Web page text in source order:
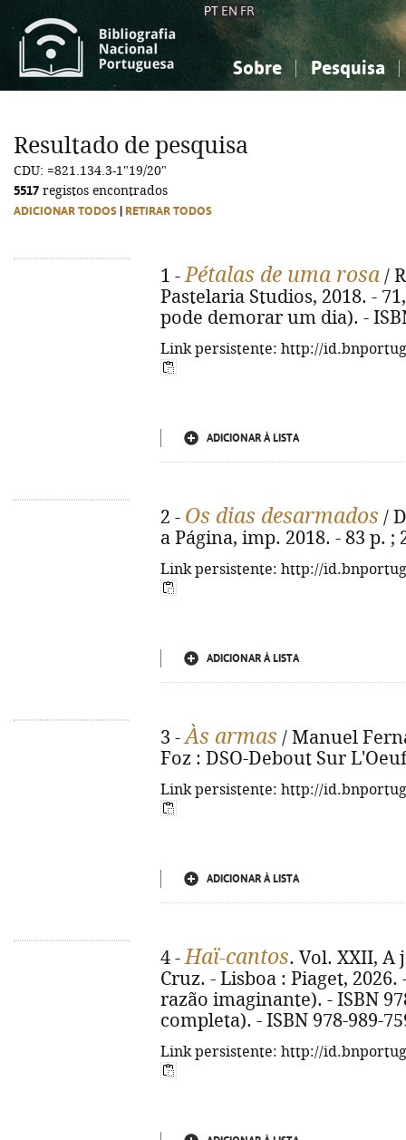
PT EN FR
Sobre Pesquisa
Ciências sociais...
Ciências sociais...
Resultado de pesquisa
CDU: =821.134.3-1"19/20"
5517 registos encontrados
ADICIONAR TODOS RETIRAR TODOS
1 -Pétalas de uma rosa /
Pastelaria Studios, 2018. -
pode demorar um dia). -
Link persistente: http://
ADICIONAR À LISTA
2 - Os dias desarmados /
a Página, imp. 2018. - 83 p. ;
Link persistente: http://
ADICIONAR À LISTA
3 -Às armas / Manuel
Foz : DSO-Debout Sur
Link persistente: http://
ADICIONAR À LISTA
4 -Haï-cantos. Vol. XXII,
Cruz. - Lisboa : Piaget,
razão imaginante). - ISBN
completa). - ISBN 978-989-
Link persistente: http://